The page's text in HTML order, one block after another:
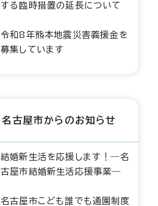
する臨時措置の延長について
令和8年熊本地震災害義援金を
募集しています
名古屋市からのお知らせ
結婚新生活を応援します！―名
古屋市結婚新生活応援事業―
名古屋市こども誰でも通園制度